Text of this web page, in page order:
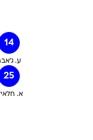
14
ע.
25
א.